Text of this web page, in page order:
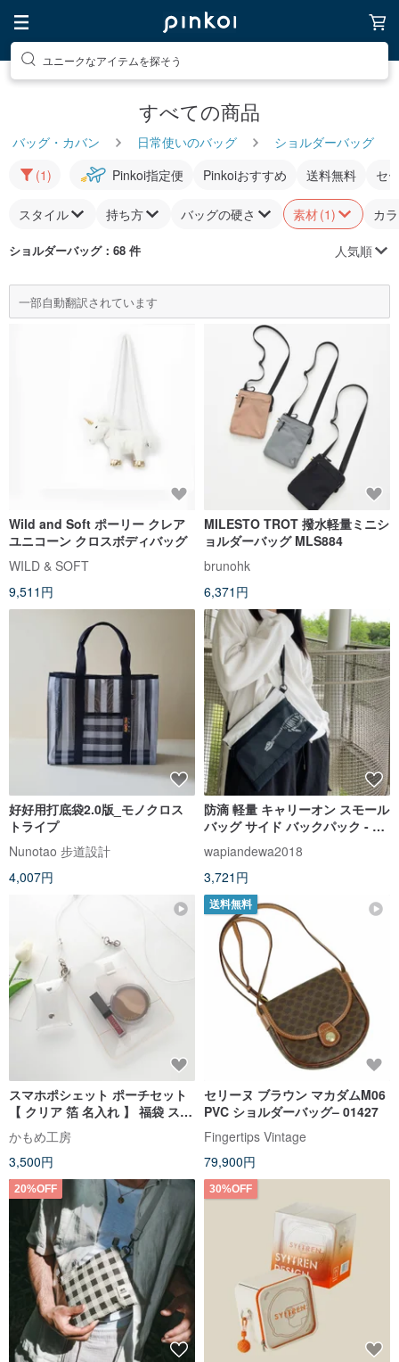
ユニークなアイテムを探そう
すべての商品
バッグ・カバン 日常使いのバッグ
ショルダーバッグ
(1)
Pinkoi指定便 Pinkoiおすすめ 送料無料 セ
スタイル 持ち方 バッグの硬さ 素材(1) カ
ショルダーバッグ：68 件 人気順
一部自動翻訳されています
Wild and Soft ポーリー クレア
ユニコーン クロスボディバッグ
WILD & SOFT
9,511円
MILESTO TROT 撥水軽量ミニシ
ョルダーバッグ MLS884
brunohk
6,371円
好好用打底袋2.0版_モノクロス
トライプ
Nunotao 步道設計
4,007円
防滴 軽量 キャリーオン スモール
バッグ サイド バックパック - ク
ラシック フォッシル スタイル
wapiandewa2018
3,721円
スマホポシェット ポーチセット
【 クリア 箔 名入れ 】 福袋 スマ
ホショルダー クリア PVC 文字入
れ HP14U
かもめ工房
3,500円
送料無料
セリーヌ ブラウン マカダムM06
PVC ショルダーバッグ– 01427
Fingertips Vintage
79,900円
20%OFF 30%OFF